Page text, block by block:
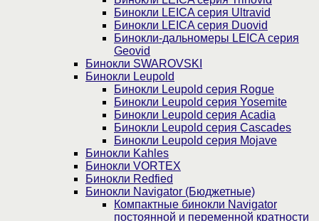
Бинокли LEICA серия Ultravid
Бинокли LEICA серия Duovid
Бинокли-дальномеры LEICA серия
Geovid
Бинокли SWAROVSKI
Бинокли Leupold
Бинокли Leupold серия Rogue
Бинокли Leupold серия Yosemite
Бинокли Leupold серия Acadia
Бинокли Leupold серия Cascades
Бинокли Leupold серия Mojave
Бинокли Kahles
Бинокли VORTEX
Бинокли Redfied
Бинокли Navigator (Бюджетные)
Компактные бинокли Navigator
постоянной и переменной кратности